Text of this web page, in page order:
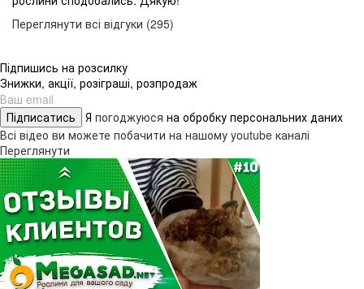
Переглянути всі відгуки (295)
Підпишись на розсилку
Знижки, акції, розіграші, розпродаж
Підписатись Я погоджуюся на обробку персональних даних
Всі відео ви можете побачити на нашому youtube каналі
Переглянути